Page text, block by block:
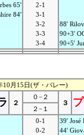
65'
84'
2-1
3-1
3-2
3-3
3-4
88'
90+3'
90+5'
10月15日(ザ・バレー)
２
０−２
３
２−１
0-1
0-2
39' José
44'